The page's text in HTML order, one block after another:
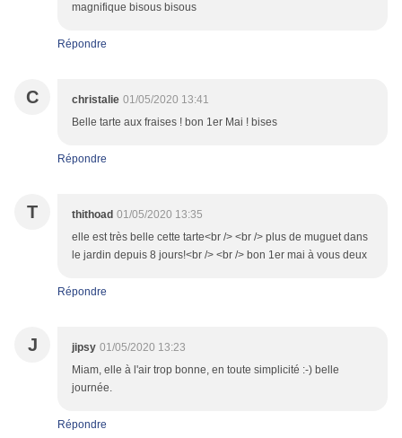
magnifique bisous bisous
Répondre
C christalie 01/05/2020 13:41
Belle tarte aux fraises ! bon 1er Mai ! bises
Répondre
T thithoad 01/05/2020 13:35
elle est très belle cette tarte<br /> <br /> plus de muguet dans
le jardin depuis 8 jours!<br /> <br /> bon 1er mai à vous deux
Répondre
J jipsy 01/05/2020 13:23
Miam, elle à l'air trop bonne, en toute simplicité :-) belle
journée.
Répondre